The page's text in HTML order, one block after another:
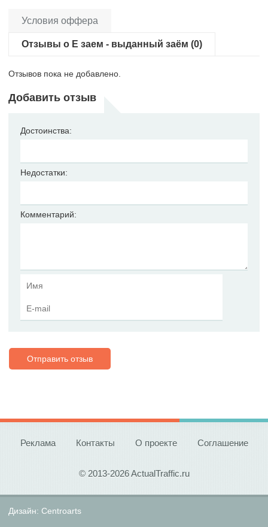
Условия оффера
Отзывы о Е заем - выданный заём (0)
Отзывов пока не добавлено.
Добавить отзыв
Достоинства:
Недостатки:
Комментарий:
Отправить отзыв
Реклама Контакты О проекте Соглашение
© 2013-2026 ActualTraffic.ru
Дизайн: Centroarts